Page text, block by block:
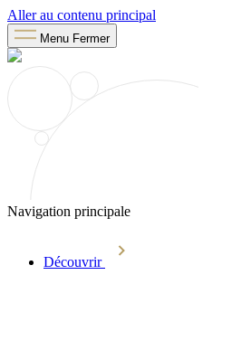
Aller au contenu principal
Menu Fermer
Navigation principale
Découvrir